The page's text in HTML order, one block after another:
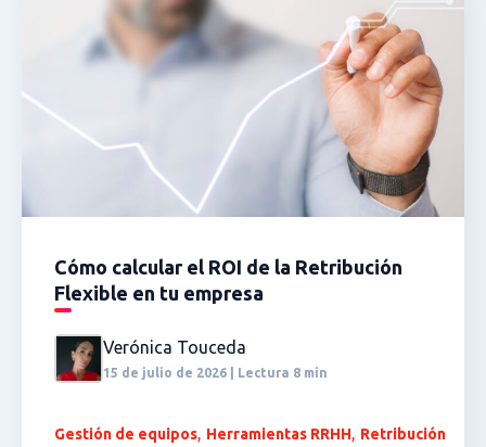
Cómo calcular el ROI de la Retribución
Flexible en tu empresa
Verónica Touceda
15 de julio de 2026 | Lectura 8 min
Gestión de equipos, Herramientas RRHH, Retribución